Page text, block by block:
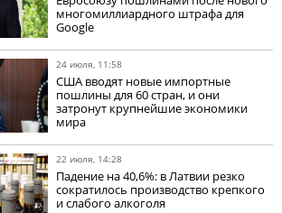
многомиллиардного штрафа для
Google
24 июля, 11:58
США вводят новые импортные
пошлины для 60 стран, и они
затронут крупнейшие экономики
мира
22 июля, 14:28
Падение на 40,6%: в Латвии резко
сократилось производство крепкого
и слабого алкоголя